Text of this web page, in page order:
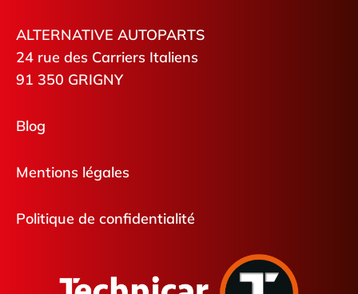
ALTERNATIVE AUTOPARTS
24 rue des Carriers Italiens
91 350 GRIGNY
Blog
Mentions légales
Politique de confidentialité